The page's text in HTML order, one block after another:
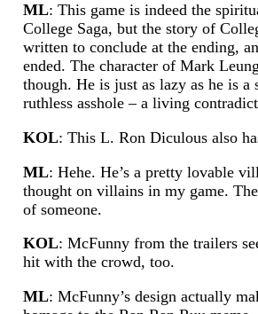
ML: This game is indeed the
College Saga, but the story of
written to conclude at the ending,
ended. The character of Mark
though. He is just as lazy as he is a
ruthless asshole – a living
KOL: This L. Ron Diculous also
ML: Hehe. He’s a pretty lovable
thought on villains in my game.
of someone.
KOL: McFunny from the trailers
hit with the crowd, too.
ML: McFunny’s design actually